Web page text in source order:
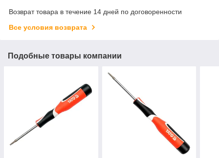
Возврат товара в течение 14 дней по договоренности
Все условия возврата
Подобные товары компании